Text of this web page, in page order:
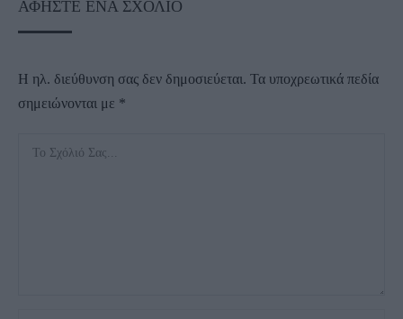
ΑΦΉΣΤΕ ΈΝΑ ΣΧΌΛΙΟ
Η ηλ. διεύθυνση σας δεν δημοσιεύεται. Τα υποχρεωτικά πεδία
σημειώνονται με *